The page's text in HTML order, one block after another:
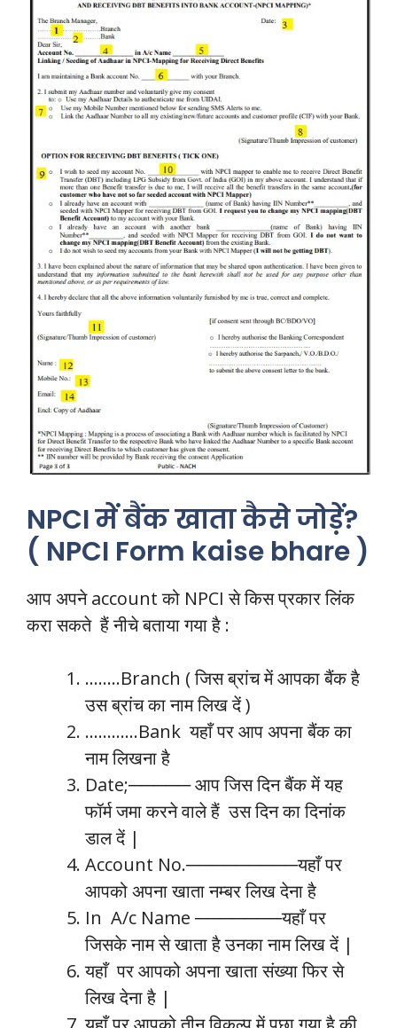
NPCI में बैंक खाता कैसे जोड़ें?
( NPCI Form kaise bhare )
आप अपने account को NPCI से किस प्रकार लिंक
करा सकते हैं नीचे बताया गया है :
……..Branch ( जिस ब्रांच में आपका बैंक है
उस ब्रांच का नाम लिख दें )
…………Bank यहाँ पर आप अपना बैंक का
नाम लिखना है
Date;───── आप जिस दिन बैंक में यह
फॉर्म जमा करने वाले हैं उस दिन का दिनांक
डाल दें |
Account No.─────────यहाँ पर
आपको अपना खाता नम्बर लिख देना है
In A/c Name ───────यहाँ पर
जिसके नाम से खाता है उनका नाम लिख दें |
यहाँ पर आपको अपना खाता संख्या फिर से
लिख देना है |